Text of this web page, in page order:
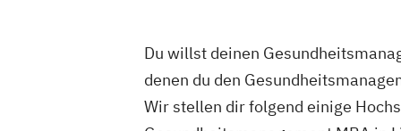
Du willst deinen
denen du den
Wir stellen dir folgend einige